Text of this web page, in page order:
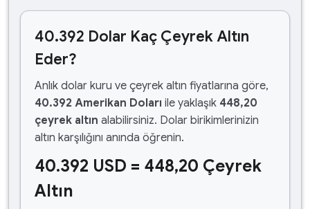
40.392 Dolar Kaç Çeyrek Altın
Eder?
Anlık dolar kuru ve çeyrek altın fiyatlarına göre,
40.392 Amerikan Doları ile yaklaşık 448,20
çeyrek altın alabilirsiniz. Dolar birikimlerinizin
altın karşılığını anında öğrenin.
40.392 USD = 448,20 Çeyrek
Altın